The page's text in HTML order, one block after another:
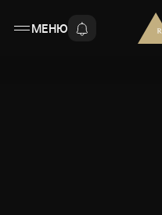
МЕНЮ